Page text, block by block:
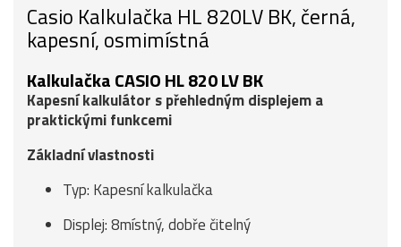
Casio Kalkulačka HL 820LV BK, černá,
kapesní, osmimístná
Kalkulačka CASIO HL 820 LV BK
Kapesní kalkulátor s přehledným displejem a
praktickými funkcemi
Základní vlastnosti
Typ: Kapesní kalkulačka
Displej: 8místný, dobře čitelný